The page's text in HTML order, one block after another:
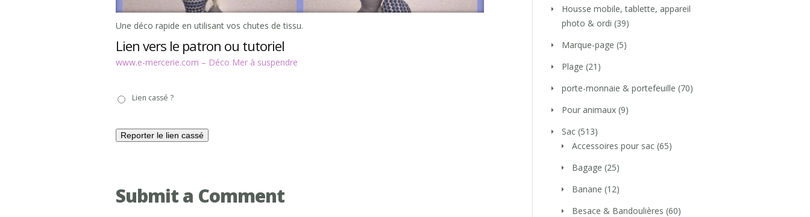
Une déco rapide en utilisant vos chutes de tissu.
Lien vers le patron ou tutoriel
www.e-mercerie.com – Déco Mer à suspendre
casséLien cassé ?
Submit a Comment
Housse mobile, tablette, appareil
photo & ordi (39)
Marque-page (5)
Plage (21)
porte-monnaie & portefeuille (70)
Pour animaux (9)
Sac (513)
Accessoires pour sac (65)
Bagage (25)
Banane (12)
Besace & Bandoulières (60)